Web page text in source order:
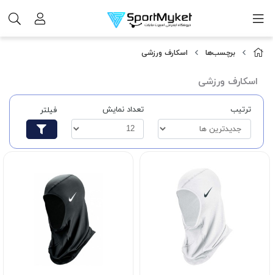
برچسب‌ها اسکارف ورزشی
اسکارف ورزشی
ترتیب تعداد نمایش فیلتر